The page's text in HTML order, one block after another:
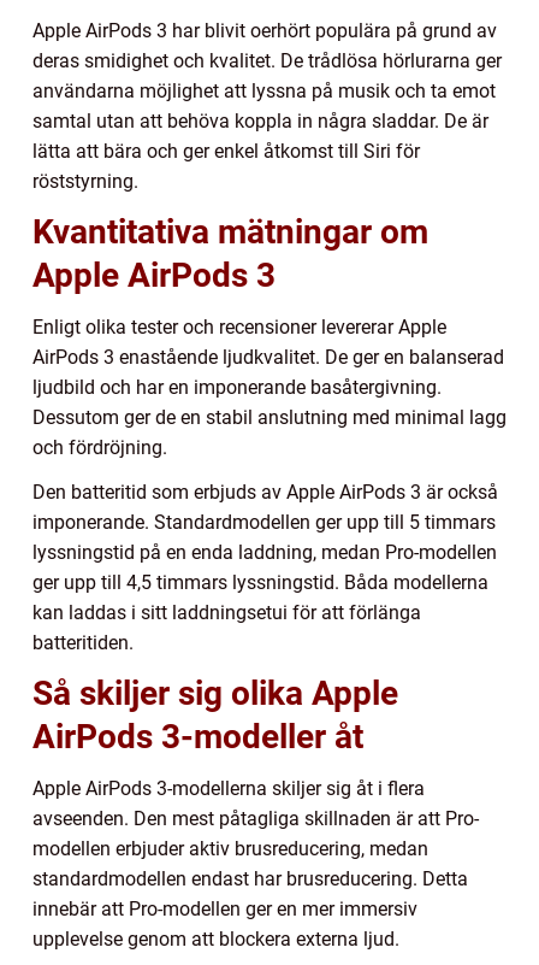
Apple AirPods 3 har blivit oerhört populära på grund av
deras smidighet och kvalitet. De trådlösa hörlurarna ger
användarna möjlighet att lyssna på musik och ta emot
samtal utan att behöva koppla in några sladdar. De är
lätta att bära och ger enkel åtkomst till Siri för
röststyrning.
Kvantitativa mätningar om
Apple AirPods 3
Enligt olika tester och recensioner levererar Apple
AirPods 3 enastående ljudkvalitet. De ger en balanserad
ljudbild och har en imponerande basåtergivning.
Dessutom ger de en stabil anslutning med minimal lagg
och fördröjning.
Den batteritid som erbjuds av Apple AirPods 3 är också
imponerande. Standardmodellen ger upp till 5 timmars
lyssningstid på en enda laddning, medan Pro-modellen
ger upp till 4,5 timmars lyssningstid. Båda modellerna
kan laddas i sitt laddningsetui för att förlänga
batteritiden.
Så skiljer sig olika Apple
AirPods 3-modeller åt
Apple AirPods 3-modellerna skiljer sig åt i flera
avseenden. Den mest påtagliga skillnaden är att Pro-
modellen erbjuder aktiv brusreducering, medan
standardmodellen endast har brusreducering. Detta
innebär att Pro-modellen ger en mer immersiv
upplevelse genom att blockera externa ljud.